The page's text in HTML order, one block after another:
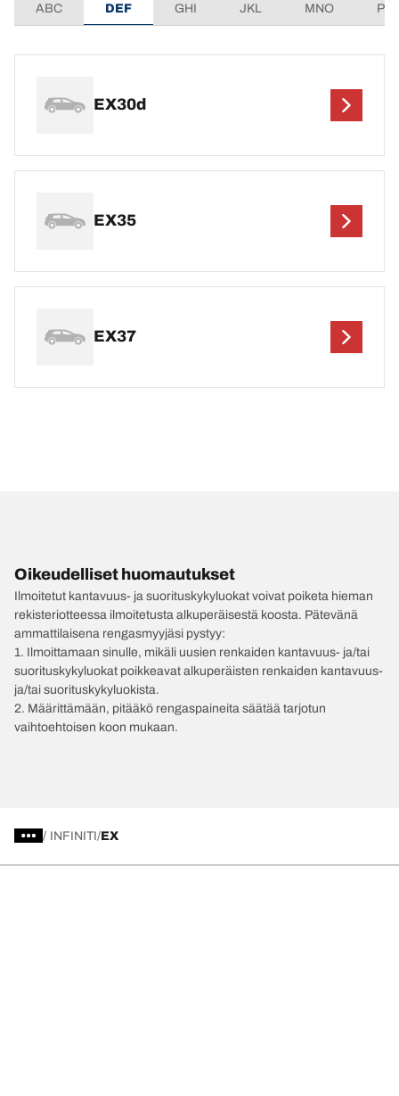
ABC DEF GHI JKL MNO
EX30d
EX35
EX37
Oikeudelliset huomautukset
Ilmoitetut kantavuus- ja suorituskykyluokat voivat poiketa hieman
rekisteriotteessa ilmoitetusta alkuperäisestä koosta. Pätevänä
ammattilaisena rengasmyyjäsi pystyy:
1. Ilmoittamaan sinulle, mikäli uusien renkaiden kantavuus- ja/tai
suorituskykyluokat poikkeavat alkuperäisten renkaiden kantavuus-
ja/tai suorituskykyluokista.
2. Määrittämään, pitääkö rengaspaineita säätää tarjotun
vaihtoehtoisen koon mukaan.
/ INFINITI EX